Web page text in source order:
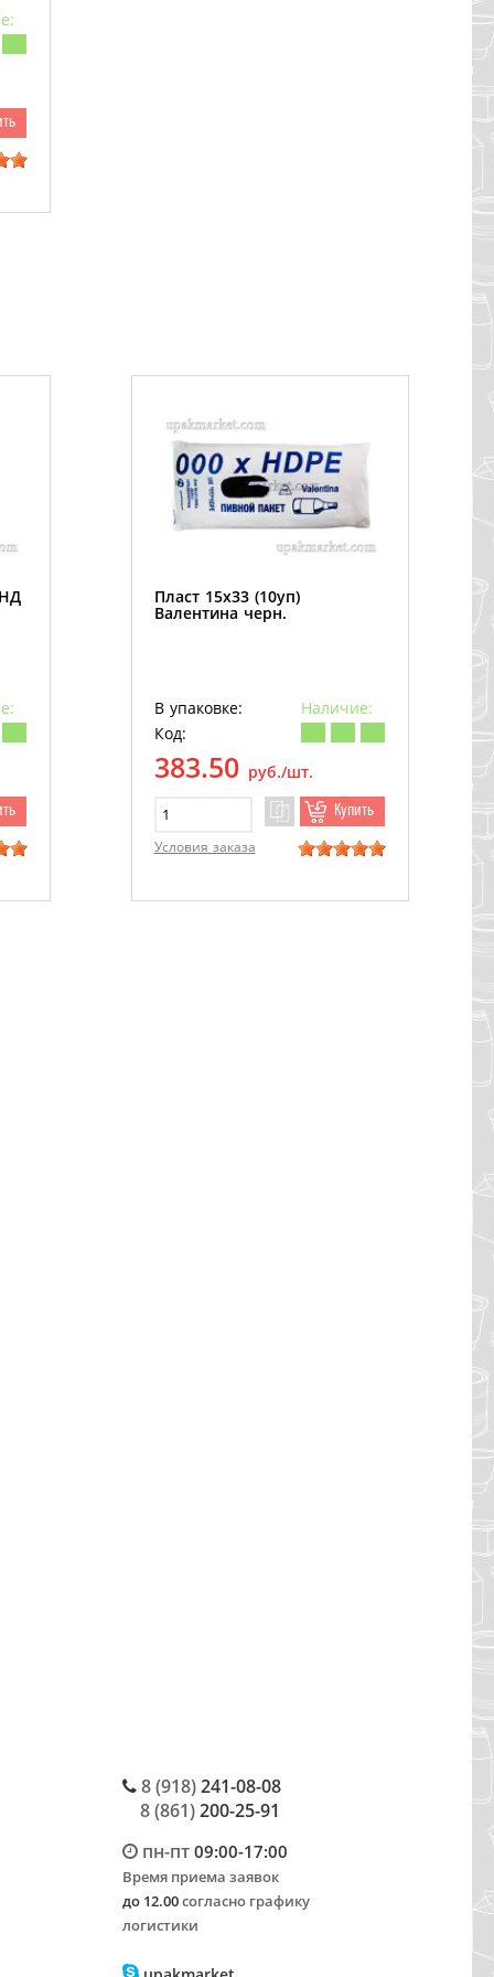
Пласт 15х33 (10уп)
Валентина черн.
В упаковке:
Наличие:
Код:
383.50 руб./шт.
Купить
Условия заказа
8 (918)241-08-08
8 (861)200-25-91
пн-пт09:00-17:00
Время приема заявок
до 12.00согласно графику
логистики